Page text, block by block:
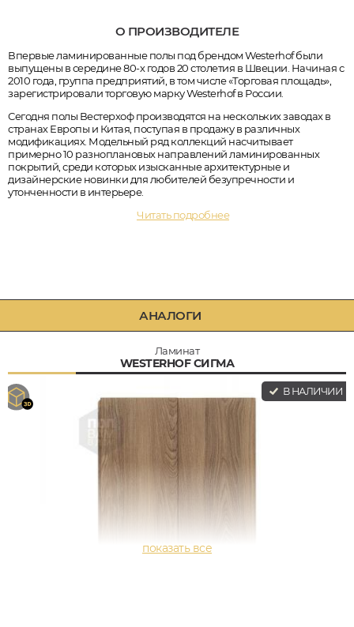
О ПРОИЗВОДИТЕЛЕ
Впервые ламинированные полы под брендом Westerhof были
выпущены в середине 80-х годов 20 столетия в Швеции. Начиная с
2010 года, группа предприятий, в том числе «Торговая площадь»,
зарегистрировали торговую марку Westerhof в России.
Сегодня полы Вестерхоф производятся на нескольких заводах в
странах Европы и Китая, поступая в продажу в различных
модификациях. Модельный ряд коллекций насчитывает
примерно 10 разноплановых направлений ламинированных
покрытий, среди которых изысканные архитектурные и
дизайнерские новинки для любителей безупречности и
утонченности в интерьере.
Читать подробнее
АНАЛОГИ
Ламинат
WESTERHOF СИГМА
В НАЛИЧИИ